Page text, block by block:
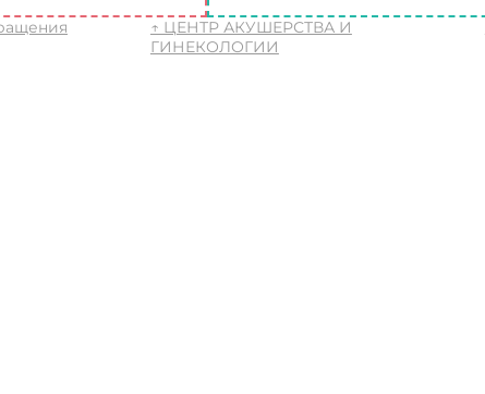
↑ ЦЕНТР АКУШЕРСТВА И
ГИНЕКОЛОГИИ